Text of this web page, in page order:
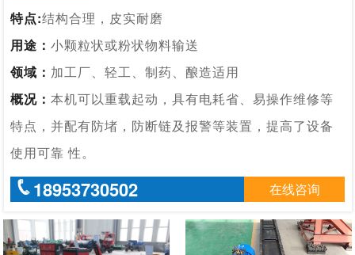
特点:结构合理，皮实耐磨
用途： 小颗粒状或粉状物料输送
领域： 加工厂、轻工、制药、酿造适用
概况： 本机可以重载起动，具有电耗省、易操作维修等
特点，并配有防堵，防断链及报警等装置，提高了设备
使用可靠 性。
18953730502 在线咨询